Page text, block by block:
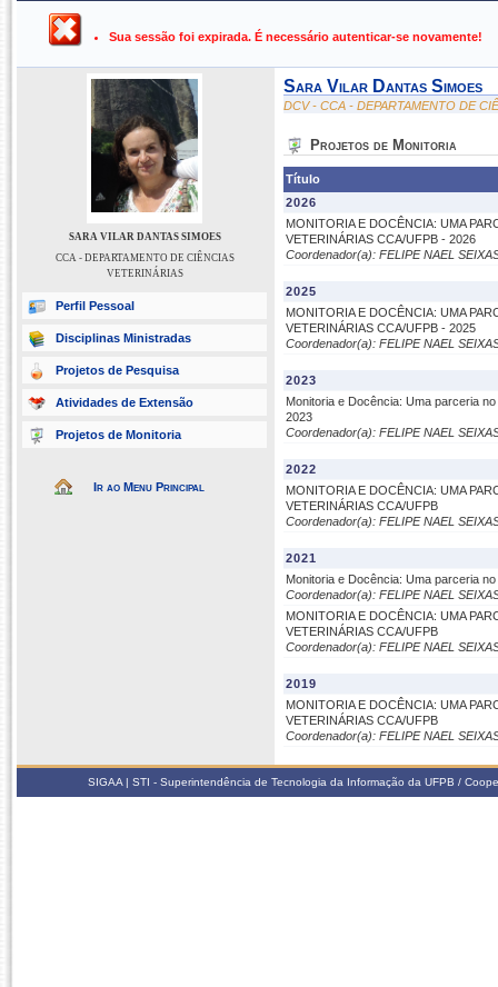
UFPB ›
Sua sessão foi expirada. É necessário autenticar-se novamente!
SARA VILAR DANTAS SIMOES
CCA - DEPARTAMENTO DE CIÊNCIAS
VETERINÁRIAS
Perfil Pessoal
Disciplinas Ministradas
Projetos de Pesquisa
Atividades de Extensão
Projetos de Monitoria
Ir ao Menu Principal
Sara Vilar Dantas Simoes
DCV - CCA - DEPARTAMENTO DE
Projetos de Monitoria
Título
2026
MONITORIA E DOCÊNCIA: UMA
VETERINÁRIAS CCA/UFPB - 2026
Coordenador(a): FELIPE NAEL
2025
MONITORIA E DOCÊNCIA: UMA
VETERINÁRIAS CCA/UFPB - 2025
Coordenador(a): FELIPE NAEL
2023
Monitoria e Docência: Uma parceria
2023
Coordenador(a): FELIPE NAEL
2022
MONITORIA E DOCÊNCIA: UMA
VETERINÁRIAS CCA/UFPB
Coordenador(a): FELIPE NAEL
2021
Monitoria e Docência: Uma parceria
Coordenador(a): FELIPE NAEL
MONITORIA E DOCÊNCIA: UMA
VETERINÁRIAS CCA/UFPB
Coordenador(a): FELIPE NAEL
2019
MONITORIA E DOCÊNCIA: UMA
VETERINÁRIAS CCA/UFPB
Coordenador(a): FELIPE NAEL
SIGAA | STI - Superintendência de Tecnologia da Informação da UFPB /